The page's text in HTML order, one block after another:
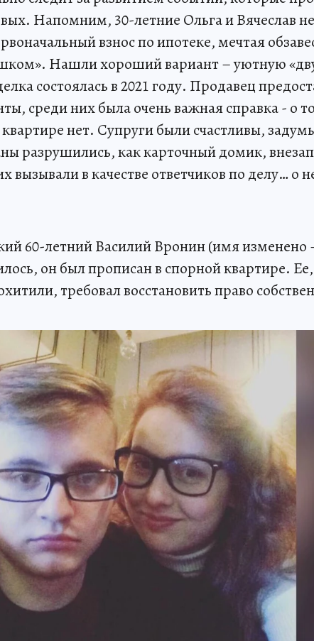
Напомним, 30-летние Ольга и Вячеслав
взнос по ипотеке, мечтая
Нашли хороший вариант – уютную
состоялась в 2021 году. Продавец
среди них была очень важная справка - о
нет. Супруги были счастливы,
разрушились, как карточный домик,
вызывали в качестве ответчиков по делу… о
60-летний Василий Вронин (имя
он был прописан в спорной квартире.
требовал восстановить право